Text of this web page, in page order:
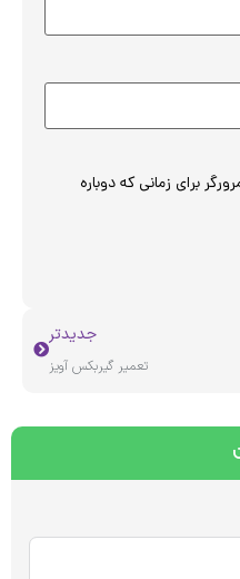
زمانی که دوباره
جدیدتر
تعمیر گیربکس آویز